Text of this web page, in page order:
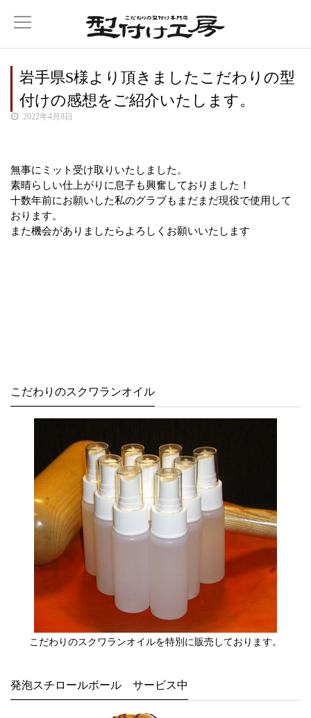
岩手県S様より頂きましたこだわりの型
付けの感想をご紹介いたします。
2022年4月8日
無事にミット受け取りいたしました。
素晴らしい仕上がりに息子も興奮しておりました！
十数年前にお願いした私のグラブもまだまだ現役で使用して
おります。
また機会がありましたらよろしくお願いいたします
こだわりのスクワランオイル
こだわりのスクワランオイルを特別に販売しております。
発泡スチロールボール サービス中